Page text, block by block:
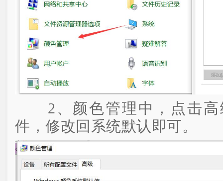
2、颜色管理中，点击高
件，修改回系统默认即可。